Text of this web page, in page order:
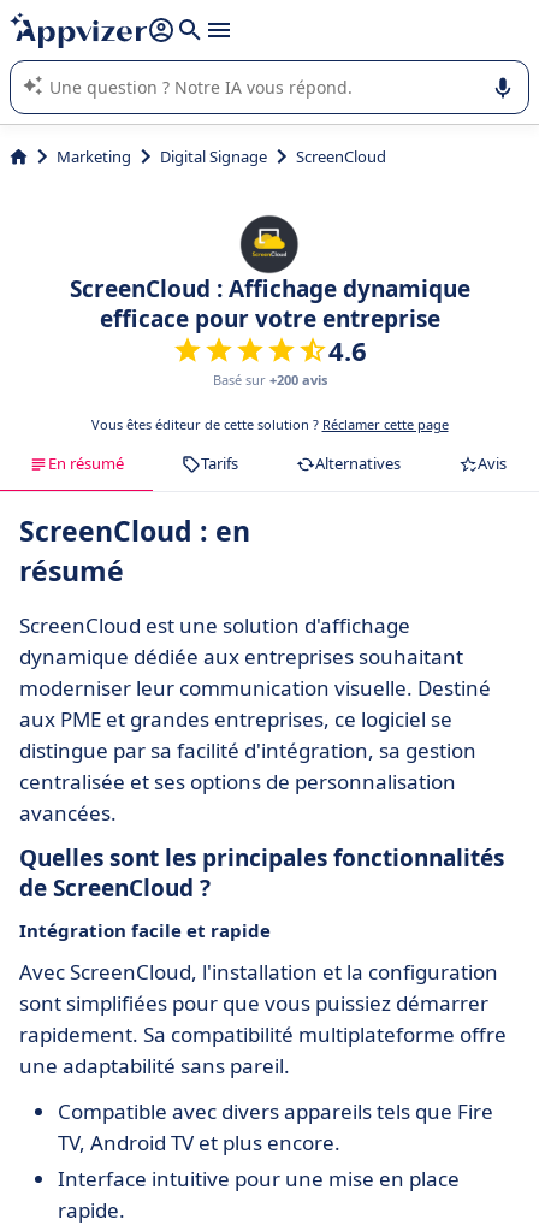
répondre (plusieurs lignes avec
L'IA de Appvizer vous guide dans l'utilisation ou la sélection de
logiciel SaaS en entreprise.
Marketing Digital Signage ScreenCloud
ScreenCloud : Affichage dynamique
efficace pour votre entreprise
4.6
Basé sur +200 avis
Vous êtes éditeur de cette solution ? Réclamer cette page
En résumé Tarifs Alternatives Avis
ScreenCloud : en
résumé
ScreenCloud est une solution d'affichage
dynamique dédiée aux entreprises souhaitant
moderniser leur communication visuelle. Destiné
aux PME et grandes entreprises, ce logiciel se
distingue par sa facilité d'intégration, sa gestion
centralisée et ses options de personnalisation
avancées.
Quelles sont les principales fonctionnalités
de ScreenCloud ?
Intégration facile et rapide
Avec ScreenCloud, l'installation et la configuration
sont simplifiées pour que vous puissiez démarrer
rapidement. Sa compatibilité multiplateforme offre
une adaptabilité sans pareil.
Compatible avec divers appareils tels que Fire
TV, Android TV et plus encore.
Interface intuitive pour une mise en place
rapide.